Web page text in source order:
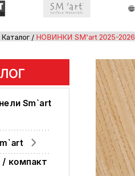
Каталог / НОВИНКИ SM'art 2025-2026
Sm`art
/ компакт